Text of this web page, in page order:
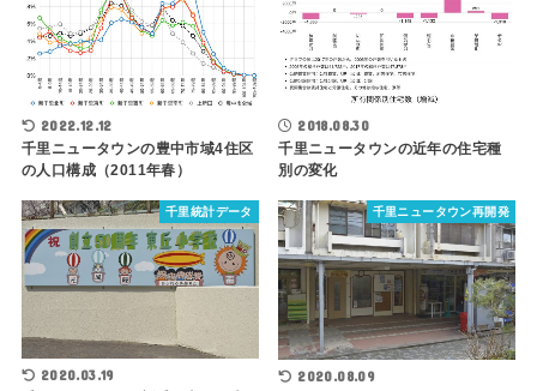
2022.12.12
千里ニュータウンの豊中市域4住区
の人口構成（2011年春）
2018.08.30
千里ニュータウンの近年の住宅種
別の変化
千里統計データ
2020.03.19
千里ニュータウン再開発
2020.08.09